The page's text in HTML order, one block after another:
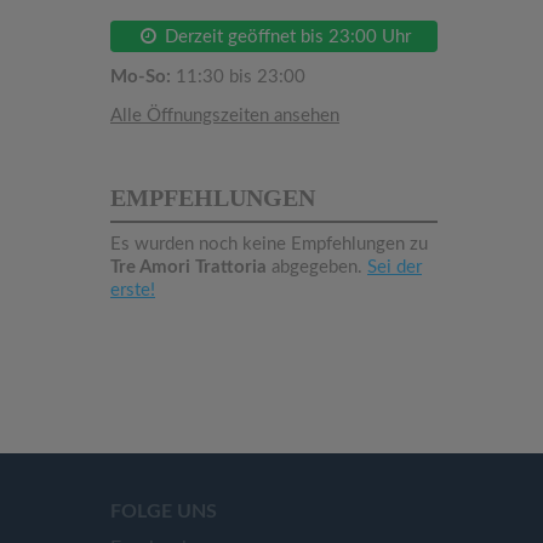
Derzeit geöffnet bis 23:00 Uhr
Mo-So: 11:30 bis 23:00
Alle Öffnungszeiten ansehen
EMPFEHLUNGEN
Es wurden noch keine Empfehlungen zu
Tre Amori Trattoria abgegeben. Sei der
erste!
FOLGE UNS